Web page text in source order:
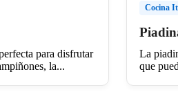
para disfrutar
la...
Cocina
La
que